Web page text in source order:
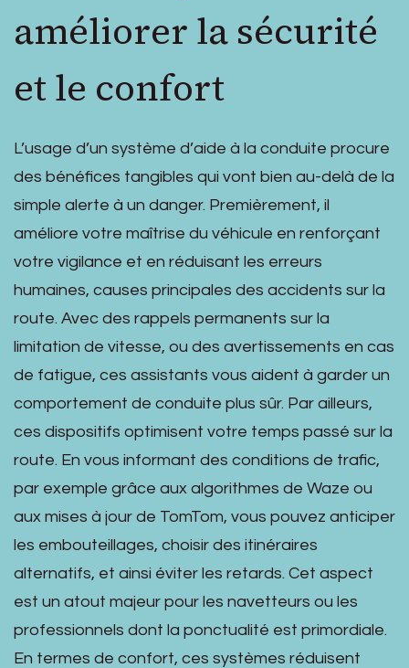
améliorer la sécurité
et le confort
L’usage d’un système d’aide à la conduite procure
des bénéfices tangibles qui vont bien au-delà de la
simple alerte à un danger. Premièrement, il
améliore votre maîtrise du véhicule en renforçant
votre vigilance et en réduisant les erreurs
humaines, causes principales des accidents sur la
route. Avec des rappels permanents sur la
limitation de vitesse, ou des avertissements en cas
de fatigue, ces assistants vous aident à garder un
comportement de conduite plus sûr. Par ailleurs,
ces dispositifs optimisent votre temps passé sur la
route. En vous informant des conditions de trafic,
par exemple grâce aux algorithmes de Waze ou
aux mises à jour de TomTom, vous pouvez anticiper
les embouteillages, choisir des itinéraires
alternatifs, et ainsi éviter les retards. Cet aspect
est un atout majeur pour les navetteurs ou les
professionnels dont la ponctualité est primordiale.
En termes de confort, ces systèmes réduisent